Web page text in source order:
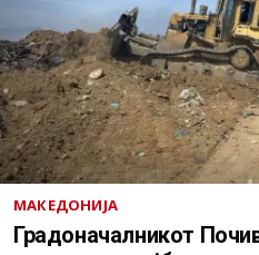
МАКЕДОНИЈА
Градоначалникот